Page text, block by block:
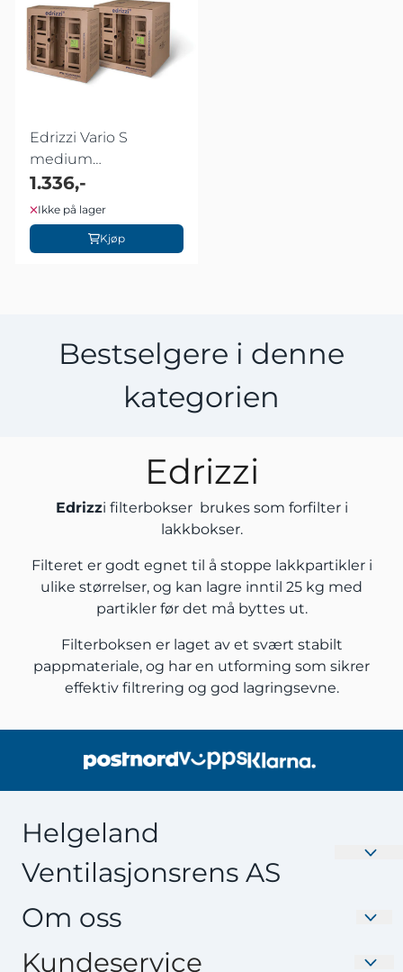
Edrizzi Vario S
medium
(485x485x295)
1.336,-
Ikke på lager
Kjøp
Bestselgere i denne
kategorien
Edrizzi
Edrizzi filterbokser brukes som forfilter i
lakkbokser.
Filteret er godt egnet til å stoppe lakkpartikler i
ulike størrelser, og kan lagre inntil 25 kg med
partikler før det må byttes ut.
Filterboksen er laget av et svært stabilt
pappmateriale, og har en utforming som sikrer
effektiv filtrering og god lagringsevne.
Helgeland
Ventilasjonsrens AS
Ventilasjonsfilter av høy kvalitet. Oppgrader
filtre. Produsert i Norge av Interfil. Utforsk vårt brede
Om oss
Helgeland Ventilasjonsrens AS
Kundeservice